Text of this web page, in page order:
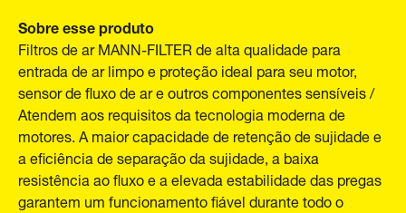
Sobre esse produto
Filtros de ar MANN-FILTER de alta qualidade para
entrada de ar limpo e proteção ideal para seu motor,
sensor de fluxo de ar e outros componentes sensíveis /
Atendem aos requisitos da tecnologia moderna de
motores. A maior capacidade de retenção de sujidade e
a eficiência de separação da sujidade, a baixa
resistência ao fluxo e a elevada estabilidade das pregas
garantem um funcionamento fiável durante todo o